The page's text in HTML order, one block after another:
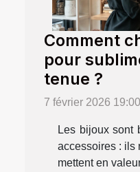
Comment
pour
tenue ?
7 février 2026 19:00
Les bijoux sont
accessoires : ils
mettent en